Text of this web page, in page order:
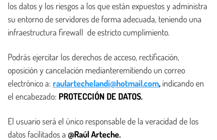
los datos y los riesgos a los que están expuestos y administra
su entorno de servidores de forma adecuada, teniendo una
infraestructura firewall de estricto cumplimiento.
Podrás ejercitar los derechos de acceso, rectificación,
oposición y cancelación medianteremitiendo un correo
electrónico a: raulartechelandi@hotmail.com, indicando en
el encabezado: PROTECCIÓN DE DATOS.
El usuario será el único responsable de la veracidad de los
datos facilitados a @Raúl Arteche.